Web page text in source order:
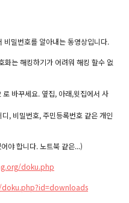
밀번호를 알아내는 동영상입니다.
화는 해킹하기가 어려워 해킹 할수 없
바꾸세요. 옆집, 아래,윗집에서 사
, 비밀번호, 주민등록번호 같은 개인
야 합니다. 노트북 같은...)
doku.php